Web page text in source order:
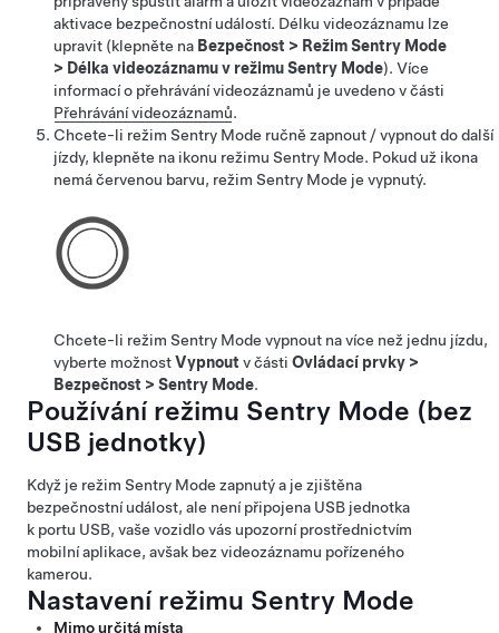
aktivace bezpečnostní událostí. Délku videozáznamu lze
upravit (klepněte na Bezpečnost > Režim Sentry Mode
> Délka videozáznamu v režimu Sentry Mode). Více
informací o přehrávání videozáznamů je uvedeno v části
Přehrávání videozáznamů.
Chcete-li režim Sentry Mode ručně zapnout / vypnout do další
jízdy, klepněte na ikonu režimu Sentry Mode. Pokud už ikona
nemá červenou barvu, režim Sentry Mode je vypnutý.
Chcete-li režim Sentry Mode vypnout na více než jednu jízdu,
vyberte možnostVypnout v části Ovládací prvky >
Bezpečnost > Sentry Mode.
Používání režimu Sentry Mode (bez
USB jednotky)
Když je režim Sentry Mode zapnutý a je zjištěna
bezpečnostní událost, ale není připojena USB jednotka
k portu USB, vaše vozidlo vás upozorní prostřednictvím
mobilní aplikace, avšak bez videozáznamu pořízeného
kamerou.
Nastavení režimu Sentry Mode
Mimo určitá místa